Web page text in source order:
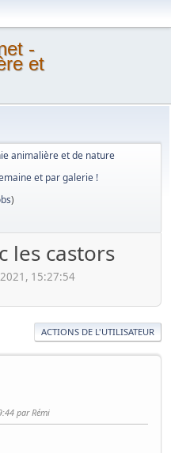
-
et
animalière et de nature
et par galerie !
)
les castors
15:27:54
ACTIONS DE L'UTILISATEUR
par Rémi